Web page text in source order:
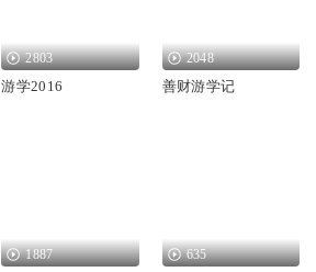
2803
游学2016
2048
善财游学记
1887 635